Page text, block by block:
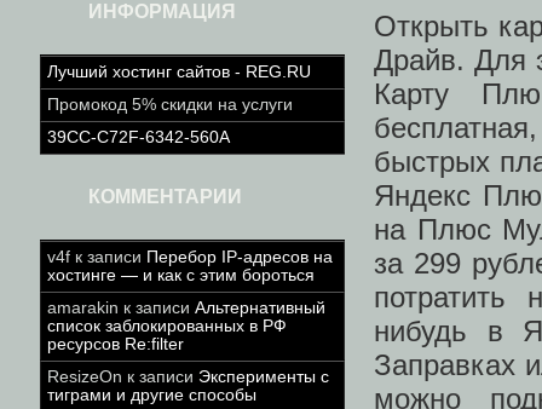
ИНФОРМАЦИЯ
Лучший хостинг сайтов - REG.RU
Промокод 5% скидки на услуги
39CC-C72F-6342-560A
КОММЕНТАРИИ
v4f к записи Перебор IP-адресов на
хостинге — и как с этим бороться
amarakin к записи Альтернативный
список заблокированных в РФ
ресурсов Re:filter
ResizeOn к записи Эксперименты с
тиграми и другие способы
Открыть
Драйв. Для
Карту
быстрых
Яндекс
на Плюс
за 299
потратить
нибудь в
Заправках
можно